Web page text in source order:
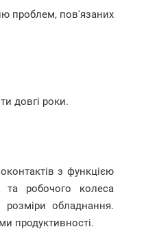
проблем, пов'язаних
довгі роки.
з функцією
та робочого колеса
обладнання.
продуктивності.